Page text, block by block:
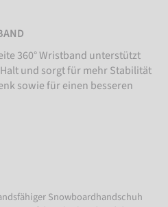
360° Wristband unterstützt
und sorgt für mehr Stabilität
sowie für einen besseren
Snowboardhandschuh